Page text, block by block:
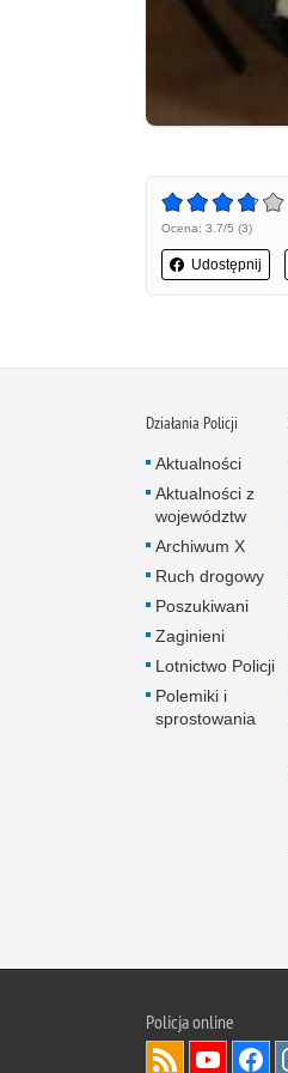
Ocena: 3.7/5 (3)
Udostępnij
Działania Policji
Aktualności
Aktualności z
województw
Archiwum X
Ruch drogowy
Poszukiwani
Zaginieni
Lotnictwo Policji
Polemiki i
sprostowania
Policjaonline